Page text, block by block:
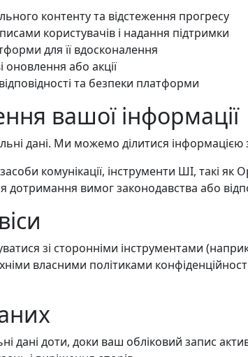
контенту та відстеження прогресу
користувачів і надання підтримки
для її вдосконалення
або акції
та безпеки платформи
вашої інформації
дані. Ми можемо ділитися інформацією
комунікації, інструменти ШІ, такі як
вимог законодавства або
зі сторонніми інструментами
власними політиками
дані доти, доки ваш обліковий запис